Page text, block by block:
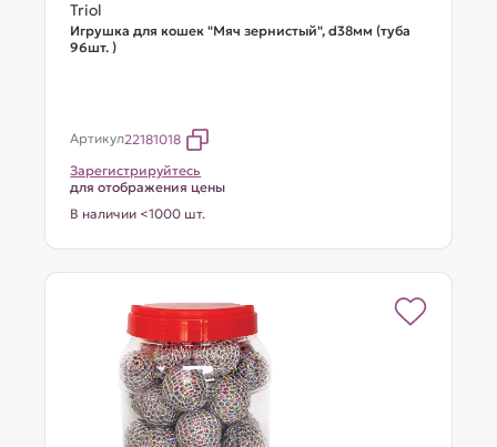
Triol
Игрушка для кошек "Мяч зернистый", d38мм (туба
96шт. )
Артикул22181018
Зарегистрируйтесь
для отображения цены
В наличии <1000 шт.